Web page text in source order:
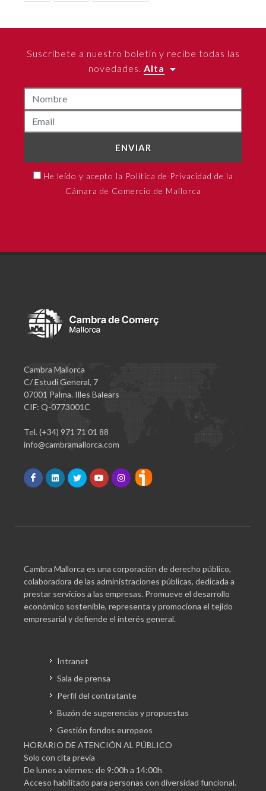
Suscríbete a nuestro boletín y recibe todas las
novedades. Alta
ENVIAR
He leído y acepto la Política de Privacidad de la
Cámara de Comercio de Mallorca
Cambra Mallorca
C/ Estudi General, 7
07001 Palma. Illes Balears
CIF: Q-0773001C
Tel. (+34) 971 71 01 88
info@cambramallorca.com
Cambra Mallorca es una corporación de derecho público,
colaboradora de las administraciones públicas, dedicada a
prestar servicios a las empresas. Promueve el desarrollo
económico sostenible, representa y promociona el tejido
empresarial y defiende el interés general.
Intranet
Sala de prensa
Perfil del contratante
Buzón de sugerencias y propuestas
Gestión fondos europeos
HORARIO DE ATENCIÓN AL PÚBLICO
Solo con cita previa
De lunes a viernes: de 9:00h a 14:00h
Acceso habilitado para personas con diversidad funcional.